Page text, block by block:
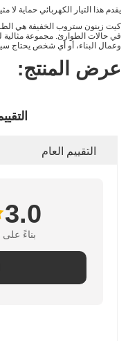
يقدم هذا التيار الكهربائي حماية لا
كيت زينون ستروب الخفيفة هي
في حالات الطوارئ. مجموعة مثالية
وعمال البناء، أو أي شخص يحتاج
عرض المنتج:
التقييم العام
3.0
بناءً على 50 مراجعة لهذا المورد